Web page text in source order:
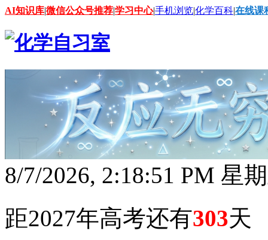
AI知识库|微信公众号推荐|学习中心|手机浏览|化学百科|在线课
8/7/2026, 2:18:51 PM 星
距2027年高考还有303天